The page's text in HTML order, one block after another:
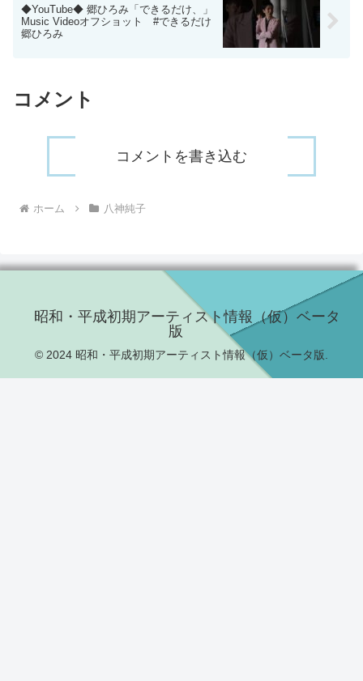
◆YouTube◆ 郷ひろみ「できるだけ、」
Music Videoオフショット #できるだけ
郷ひろみ
コメント
コメントを書き込む
ホーム 八神純子
昭和・平成初期アーティスト情報（仮）ベータ
版
© 2024 昭和・平成初期アーティスト情報（仮）ベータ版.